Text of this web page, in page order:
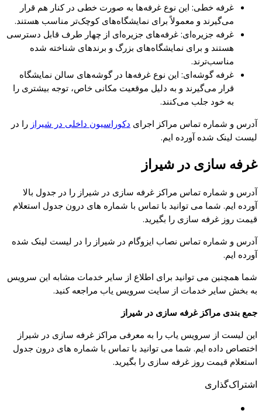
غرفه خطی: این نوع غرفه‌ها به صورت خطی در کنار هم قرار
می‌گیرند و معمولاً برای نمایشگاه‌های کوچک‌تر مناسب هستند.
غرفه جزیره‌ای: غرفه‌های جزیره‌ای از چهار طرف قابل دسترسی
هستند و برای نمایشگاه‌های بزرگ و برندهای شناخته شده
مناسب‌ترند.
غرفه گوشه‌ای: این نوع غرفه‌ها در گوشه‌های سالن نمایشگاه
قرار می‌گیرند و به دلیل موقعیت مکانی خاص، توجه بیشتری را
به خود جلب می‌کنند.
آدرس و شماره تماس مراکز اجرای دکوراسیون داخلی در شیراز را در
لیست لینک شده آورده ایم.
غرفه سازی در شیراز
آدرس و شماره تماس مراکز غرفه سازی در شیراز را در جدول بالا
آورده ایم. شما می توانید با تماس با شماره های درون جدول استعلام
قیمت روز غرفه سازی را بگیرید.
آدرس و شماره تماس نصاب ایزوگام در شیراز را در لیست لینک شده
آورده ایم.
شما همچنین می توانید برای اطلاع از سایر خدمات مشابه این سرویس
به بخش سایر خدمات از سایت سرویس یاب مراجعه کنید.
جمع بندی مراکز غرفه سازی در شیراز
این لیست از سرویس یاب را به معرفی مراکز غرفه سازی در شیراز
اختصاص داده ایم. شما می توانید با تماس با شماره های درون جدول
استعلام قیمت روز غرفه سازی را بگیرید.
اشتراک‌گذاری